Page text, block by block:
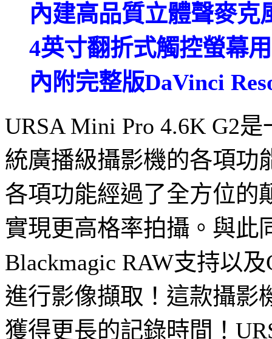
內建高品質立體聲麥克
4英寸翻折式觸控螢幕
內附完整版DaVinci
URSA Mini Pro 4.6K G2
統廣播級攝影機的各項功
各項功能經過了全方位的
實現更高格率拍攝。與此
Blackmagic RAW支持以
進行影像擷取！這款攝影
獲得更長的記錄時間！